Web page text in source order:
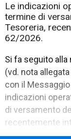
Le indicazioni
termine di
Tesoreria,
62/2026.
Si fa seguito
(vd. nota
con il
indicazioni
di versamento
recentemente